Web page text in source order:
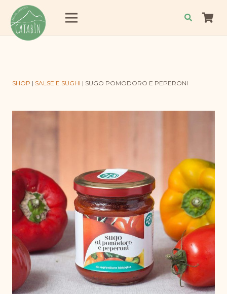
SHOP | SALSE E SUGHI | SUGO POMODORO E PEPERONI